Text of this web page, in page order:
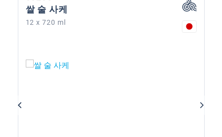
쌀 술 사케
12 x 720 ml